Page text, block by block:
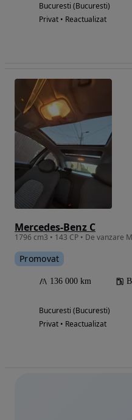
Bucuresti (Bucuresti)
Privat • Reactualizat
Mercedes-Benz C
Promovat
136 000 km
Bucuresti (Bucuresti)
Privat • Reactualizat